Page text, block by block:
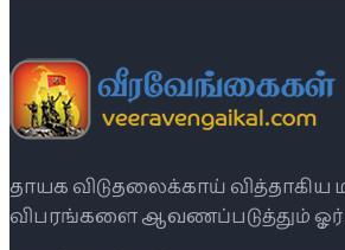
தாயக விடுதலைக்காய் வித்தாகிய
விபரங்களை ஆவணப்படுத்தும் ஓர்